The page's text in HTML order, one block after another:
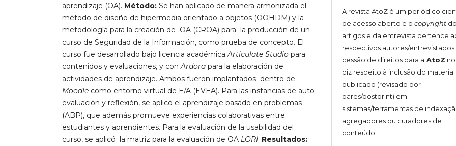
aprendizaje (OA). Método: Se han aplicado de manera armonizada el
método de diseño de hipermedia orientado a objetos (OOHDM) y la
metodología para la creación de OA (CROA) para la producción de un
curso de Seguridad de la Información, como prueba de concepto. El
curso fue desarrollado bajo licencia académica Articulate Studio para
contenidos y evaluaciones, y conArdora para la elaboración de
actividades de aprendizaje. Ambos fueron implantados dentro de
Moodle como entorno virtual de E/A (EVEA). Para las instancias de auto
evaluación y reflexión, se aplicó el aprendizaje basado en problemas
(ABP), que además promueve experiencias colaborativas entre
estudiantes y aprendientes. Para la evaluación de la usabilidad del
curso, se aplicó la matriz para la evaluación de OA LORI. Resultados:
A revista AtoZ é um periódico
de acesso aberto e ocopyright
artigos e da entrevista pertence
respectivos autores/entrevistados
cessão de direitos para a AtoZ
diz respeito à inclusão do material
publicado (revisado por
pares/postprint) em
sistemas/ferramentas de
agregadores ou curadores de
conteúdo.